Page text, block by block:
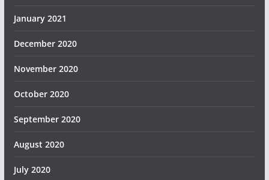
January 2021
December 2020
November 2020
October 2020
September 2020
August 2020
July 2020